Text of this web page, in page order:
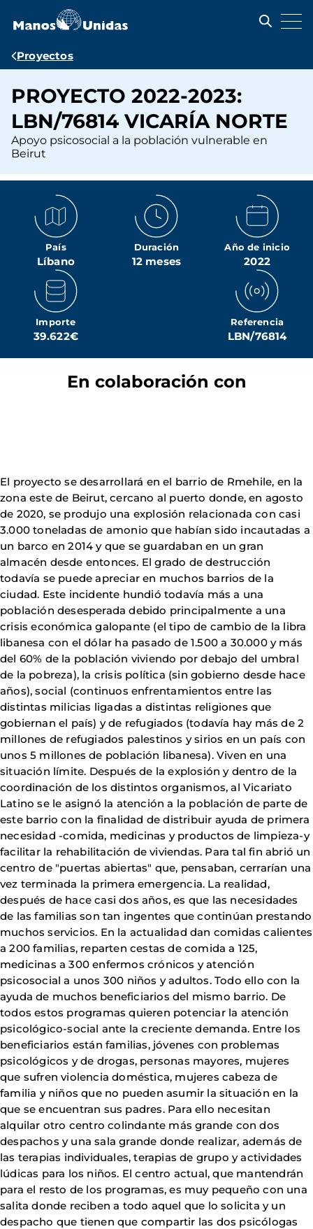
contenido
Ruta
navegación
Proyectos
PROYECTO 2022-2023:
LBN/76814 VICARÍA NORTE
Apoyo psicosocial a la población vulnerable en
Beirut
País
Líbano
Duración
12 meses
Año de inicio
2022
Importe
39.622€
Referencia
LBN/76814
En colaboración con
El proyecto se desarrollará en el barrio de Rmehile, en la
zona este de Beirut, cercano al puerto donde, en agosto
de 2020, se produjo una explosión relacionada con casi
3.000 toneladas de amonio que habían sido incautadas a
un barco en 2014 y que se guardaban en un gran
almacén desde entonces. El grado de destrucción
todavía se puede apreciar en muchos barrios de la
ciudad. Este incidente hundió todavía más a una
población desesperada debido principalmente a una
crisis económica galopante (el tipo de cambio de la libra
libanesa con el dólar ha pasado de 1.500 a 30.000 y más
del 60% de la población viviendo por debajo del umbral
de la pobreza), la crisis política (sin gobierno desde hace
años), social (continuos enfrentamientos entre las
distintas milicias ligadas a distintas religiones que
gobiernan el país) y de refugiados (todavía hay más de 2
millones de refugiados palestinos y sirios en un país con
unos 5 millones de población libanesa). Viven en una
situación límite. Después de la explosión y dentro de la
coordinación de los distintos organismos, al Vicariato
Latino se le asignó la atención a la población de parte de
este barrio con la finalidad de distribuir ayuda de primera
necesidad -comida, medicinas y productos de limpieza-y
facilitar la rehabilitación de viviendas. Para tal fin abrió un
centro de "puertas abiertas" que, pensaban, cerrarían una
vez terminada la primera emergencia. La realidad,
después de hace casi dos años, es que las necesidades
de las familias son tan ingentes que continúan prestando
muchos servicios. En la actualidad dan comidas calientes
a 200 familias, reparten cestas de comida a 125,
medicinas a 300 enfermos crónicos y atención
psicosocial a unos 300 niños y adultos. Todo ello con la
ayuda de muchos beneficiarios del mismo barrio. De
todos estos programas quieren potenciar la atención
psicológico-social ante la creciente demanda. Entre los
beneficiarios están familias, jóvenes con problemas
psicológicos y de drogas, personas mayores, mujeres
que sufren violencia doméstica, mujeres cabeza de
familia y niños que no pueden asumir la situación en la
que se encuentran sus padres. Para ello necesitan
alquilar otro centro colindante más grande con dos
despachos y una sala grande donde realizar, además de
las terapias individuales, terapias de grupo y actividades
lúdicas para los niños. El centro actual, que mantendrán
para el resto de los programas, es muy pequeño con una
salita donde reciben a todo aquel que lo solicita y un
despacho que tienen que compartir las dos psicólogas